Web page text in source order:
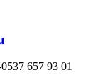
657 93 01